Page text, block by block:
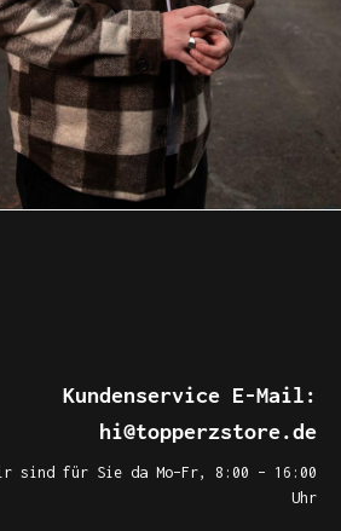
Kundenservice E-Mail:
hi@topperzstore.de
sind für Sie da Mo–Fr, 8:00 – 16:00
Uhr